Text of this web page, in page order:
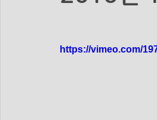
https://vimeo.com/